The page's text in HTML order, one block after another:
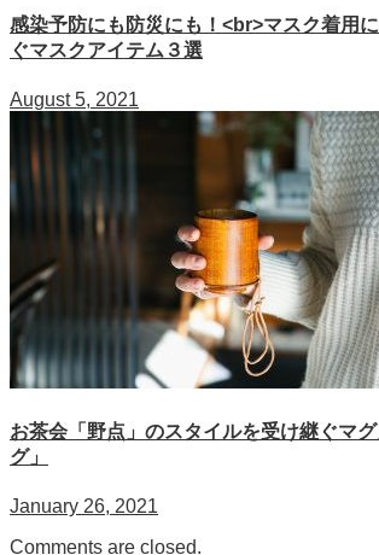
感染予防にも防災にも！<br>マスク着用
ぐマスクアイテム３選
August 5, 2021
お茶会「野点」のスタイルを受け継ぐマ
グ」
January 26, 2021
Comments are closed.